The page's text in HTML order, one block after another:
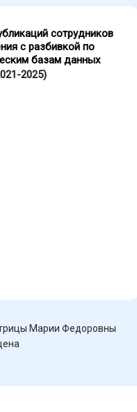
сотрудников
с разбивкой по
базам данных
2025)
Марии Федоровны